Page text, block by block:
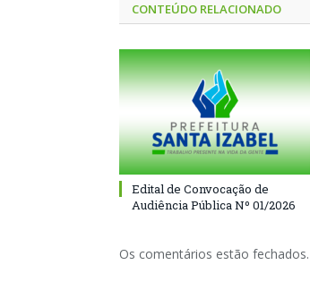
CONTEÚDO RELACIONADO
Edital de Convocação de
Audiência Pública Nº 01/2026
Os comentários estão fechados.